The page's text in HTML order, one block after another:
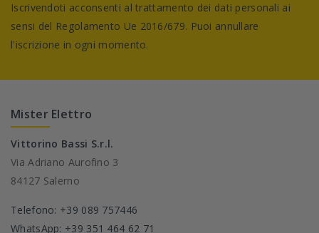
Iscrivendoti acconsenti al trattamento dei dati personali ai
sensi del Regolamento Ue 2016/679. Puoi annullare
l'iscrizione in ogni momento.
Mister Elettro
Vittorino Bassi S.r.l.
Via Adriano Aurofino 3
84127 Salerno
Telefono: +39 089 757446
WhatsApp: +39 351 464 62 71